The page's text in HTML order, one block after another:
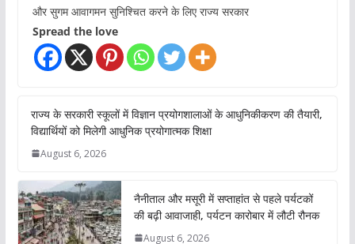
और सुगम आवागमन सुनिश्चित करने के लिए राज्य सरकार
Spread the love
राज्य के सरकारी स्कूलों में विज्ञान प्रयोगशालाओं के आधुनिकीकरण की तैयारी,
विद्यार्थियों को मिलेगी आधुनिक प्रयोगात्मक शिक्षा
August 6, 2026
नैनीताल और मसूरी में सप्ताहांत से पहले पर्यटकों
की बढ़ी आवाजाही, पर्यटन कारोबार में लौटी रौनक
August 6, 2026